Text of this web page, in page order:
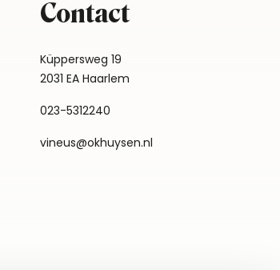
Contact
Küppersweg 19
2031 EA Haarlem
023-5312240
vineus@okhuysen.nl